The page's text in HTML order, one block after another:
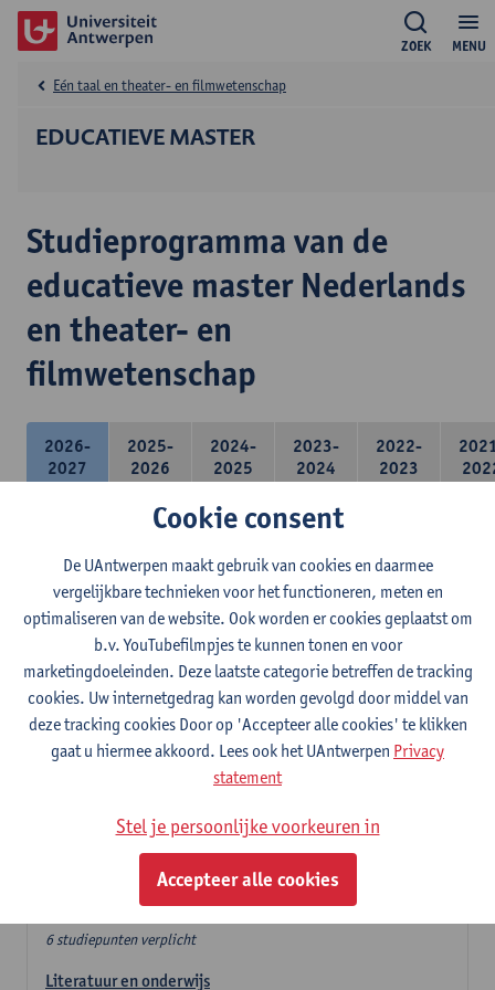
MENU
ZOEK
EDUCATIEVE MASTER
Eén taal en theater- en filmwetenschap
Studieprogramma van de
educatieve master Nederlands
en theater- en
filmwetenschap
2026-
2027
2025-
2026
2024-
2025
2023-
2024
2022-
2023
- Optie A : je kiest twee vakdidactieken
- Optie B: je kiest één vakdidactiek en een profilering
In de domeincomponent neem je 60 studiepunten op:
- 1 verplicht algemeen opleidingsonderdeel van 6 studiepunten,
- 24 of 30 studiepunten Nederlands en telkens minimum 6
studiepunten per deeldomein,
- 24 of 30 studiepunten theater- en filmwetenschap.
Verplicht algemeen opleidingsonderdeel
Deze 6 verplichte studiepunten tellen mee in de
domeincomponent van een van de gekozen talen.
Verplicht algemeen opleidingsonderdeel
6 studiepunten verplicht
Literatuur en onderwijs
Cookie consent
De UAntwerpen maakt gebruik van cookies en daarmee
vergelijkbare technieken voor het functioneren, meten en
optimaliseren van de website. Ook worden er cookies geplaatst om
b.v. YouTubefilmpjes te kunnen tonen en voor
marketingdoeleinden. Deze laatste categorie betreffen de tracking
cookies. Uw internetgedrag kan worden gevolgd door middel van
deze tracking cookies Door op 'Accepteer alle cookies' te klikken
gaat u hiermee akkoord. Lees ook het UAntwerpen Privacy
statement
Stel je persoonlijke voorkeuren in
Accepteer alle cookies